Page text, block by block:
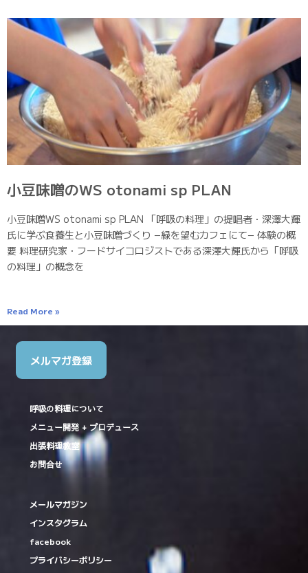
小豆味噌のWS otonami sp PLAN
小豆味噌WS otonami sp PLAN 「呼吸の料理」の提唱者・深澤大輝
氏に学ぶ食養生と小豆味噌づくり −緑を望むカフェにて− 体験の概
要 料理研究家・フードサイコロジストである深澤大輝氏から「呼吸
の料理」の概念を
Read More »
メルマガ登録
呼吸の料理について
メニュー開発 + プロデュース
出張料理教室
お問合せ
メールマガジン
インスタグラム
facebook
プライバシーポリシー